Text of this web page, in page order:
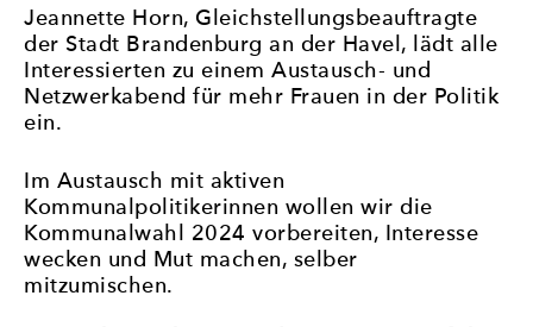
politischen Prozessen und setzt sich für eine
paritätische Vertretung in politischen Gremien ein
– mit dem Ziel, Geschlechtergerechtigkeit und eine
stärkere Frauenbeteiligung in der Politik zu
erreichen.
Jeannette Horn, Gleichstellungsbeauftragte
der Stadt Brandenburg an der Havel, lädt alle
Interessierten zu einem Austausch- und
Netzwerkabend für mehr Frauen in der Politik
ein.
Im Austausch mit aktiven
Kommunalpolitikerinnen wollen wir die
Kommunalwahl 2024 vorbereiten, Interesse
wecken und Mut machen, selber
mitzumischen.